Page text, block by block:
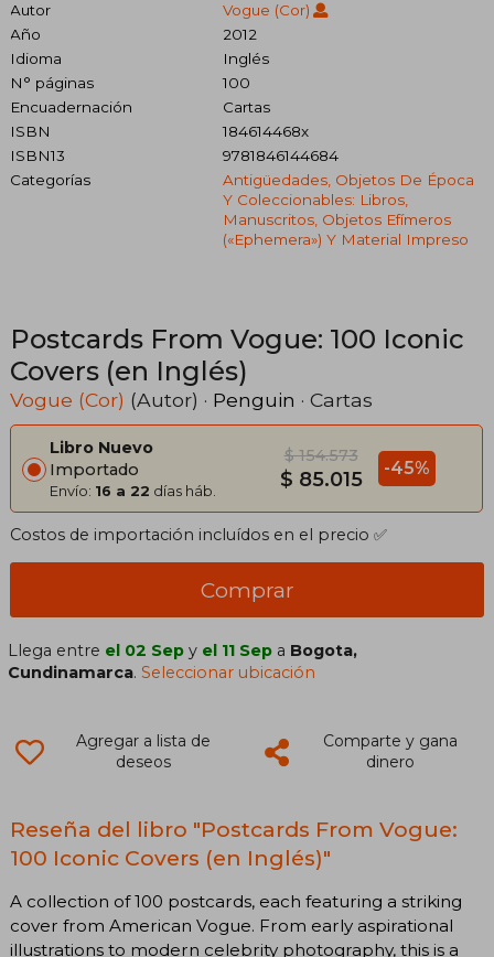
Autor
Vogue (cor)
Año
2012
Idioma
Inglés
N° páginas
100
Encuadernación
Cartas
ISBN
184614468x
ISBN13
9781846144684
Categorías
Antigüedades, Objetos De Época
Y Coleccionables: Libros,
Manuscritos, Objetos Efímeros
(«ephemera») Y Material Impreso
Postcards From Vogue: 100 Iconic
Covers (en Inglés)
Vogue (Cor) (Autor) · Penguin · Cartas
Libro Nuevo
Importado
Envío: 16 a 22 días háb.
$ 154.573
$ 85.015 -45%
Costos de importación incluídos en el precio ✅
Comprar
Llega entre el 02 Sep y el 11 Sep a Bogota,
Cundinamarca.Seleccionar ubicación
Agregar a lista de
deseos
Comparte y gana
dinero
Reseña del libro "Postcards From Vogue:
100 Iconic Covers (en Inglés)"
A collection of 100 postcards, each featuring a striking
cover from American Vogue. From early aspirational
illustrations to modern celebrity photography, this is a